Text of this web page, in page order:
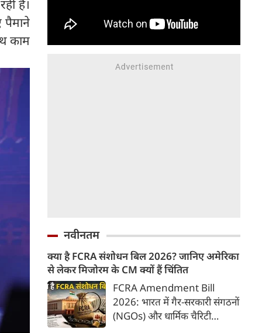
है।
पैमाने
काम
नवीनतम
क्या है FCRA संशोधन बिल 2026? जानिए अमेरिका
से लेकर मिजोरम के CM क्यों हैं चिंतित
FCRA Amendment Bill
2026: भारत में गैर-सरकारी संगठनों
(NGOs) और धार्मिक चैरिटी